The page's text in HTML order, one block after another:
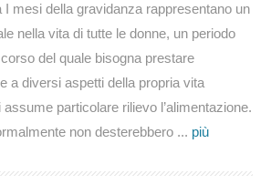
mesi della gravidanza rappresentano un
nella vita di tutte le donne, un periodo
del quale bisogna prestare
a diversi aspetti della propria vita
particolare rilievo l’alimentazione.
non desterebbero ... più